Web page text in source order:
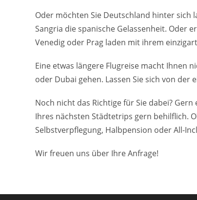
Oder möchten Sie Deutschland hinter sich
Sangria die spanische Gelassenheit. Oder
Venedig oder Prag laden mit ihrem
Eine etwas längere Flugreise macht Ihnen
oder Dubai gehen. Lassen Sie sich von
Noch nicht das Richtige für Sie dabei?
Ihres nächsten Städtetrips gern behilflich.
Selbstverpflegung, Halbpension oder All-
Wir freuen uns über Ihre Anfrage!